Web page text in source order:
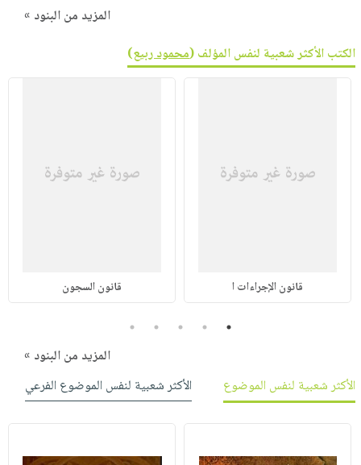
المزيد من البنود »
الكتب الأكثر شعبية لنفس المؤلف (محمود ربيع)
قانون الإجراءات ا قانون السجون
1
2
3
4
5
المزيد من البنود »
الأكثر شعبية لنفس الموضوع
الأكثر شعبية لنفس الموضوع الفرعي